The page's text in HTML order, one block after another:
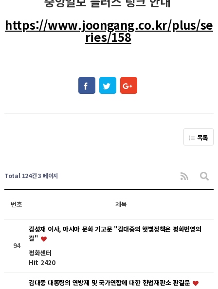
https://www.joongang.co.kr/plus/se
ries/158
목록
Total 124건3 페이지
번호 제목
94
김성재 이사, 아시아 문화 기고문 "김대중의 햇볓정책은 평화번영의
길"
평화센터
Hit 2420
김대중 대통령의 연방제 및 국가연합에 대한 헌법재판소 판결문